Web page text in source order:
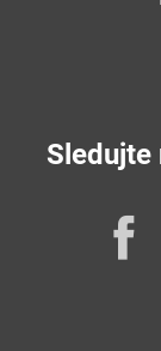
Sledujte